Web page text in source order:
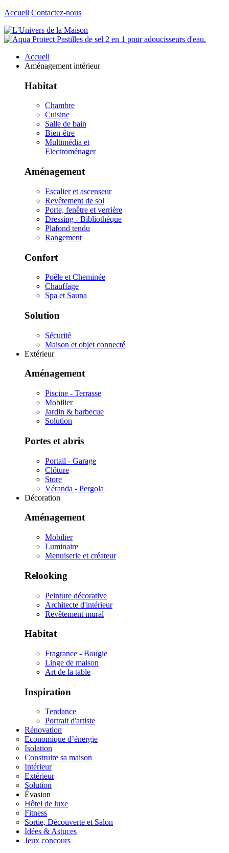
Accueil Contactez-nous
Accueil
Aménagement intérieur
Habitat
Chambre
Cuisine
Salle de bain
Bien-être
Multimédia et
Electroménager
Aménagement
Escalier et ascenseur
Revêtement de sol
Porte, fenêtre et verrière
Dressing - Bibliothèque
Plafond tendu
Rangement
Confort
Poêle et Cheminée
Chauffage
Spa et Sauna
Solution
Sécurité
Maison et objet connecté
Extérieur
Aménagement
Piscine - Terrasse
Mobilier
Jardin & barbecue
Solution
Portes et abris
Portail - Garage
Clôture
Store
Véranda - Pergola
Décoration
Aménagement
Mobilier
Luminaire
Menuiserie et créateur
Relooking
Peinture décorative
Architecte d'intérieur
Revêtement mural
Habitat
Fragrance - Bougie
Linge de maison
Art de la table
Inspiration
Tendance
Portrait d'artiste
Rénovation
Economique d’énergie
Isolation
Construire sa maison
Intérieur
Extérieur
Solution
Évasion
Hôtel de luxe
Fitness
Sortie, Découverte et Salon
Idées & Astuces
Jeux concours